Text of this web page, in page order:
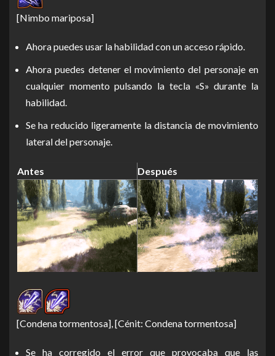
[Nimbo mariposa]
Ahora puedes usar la habilidad con un acceso rápido.
Ahora puedes detener el movimiento del personaje en
cualquier momento pulsando la tecla «S» durante la
habilidad.
Se ha reducido ligeramente la distancia de movimiento
lateral del personaje.
Antes Después
[Condena tormentosa], [Cénit: Condena tormentosa]
Se ha corregido el error que provocaba que las